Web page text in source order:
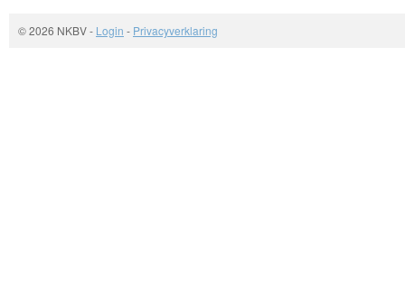
© 2026 NKBV- Login - Privacyverklaring